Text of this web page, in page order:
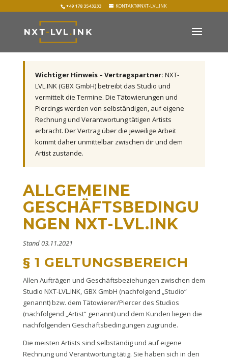
+49 178 3543233 KONTAKT@NXT-LVL.INK
Wichtiger Hinweis – Vertragspartner: NXT-
LVL.INK (GBX GmbH) betreibt das Studio und
vermittelt die Termine. Die Tätowierungen und
Piercings werden von selbständigen, auf eigene
Rechnung und Verantwortung tätigen Artists
erbracht. Der Vertrag über die jeweilige Arbeit
kommt daher unmittelbar zwischen dir und dem
Artist zustande.
ALLGEMEINE
GESCHÄFTSBEDINGU
NGEN NXT-LVL.INK
Stand 03.11.2021
§ 1 GELTUNGSBEREICH
Allen Aufträgen und Geschäftsbeziehungen zwischen dem
Studio NXT-LVL.INK, GBX GmbH (nachfolgend „Studio“
genannt) bzw. dem Tätowierer/Piercer des Studios
(nachfolgend „Artist“ genannt) und dem Kunden liegen die
nachfolgenden Geschäftsbedingungen zugrunde.
Die meisten Artists sind selbständig und auf eigene
Rechnung und Verantwortung tätig. Sie haben sich in den